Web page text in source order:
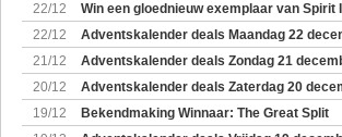
22/12
Win een gloednieuw exemplaar van Spirit
22/12
Adventskalender deals Maandag 22
21/12
Adventskalender deals Zondag 21
20/12
Adventskalender deals Zaterdag 20
19/12
Bekendmaking Winnaar: The Great Split